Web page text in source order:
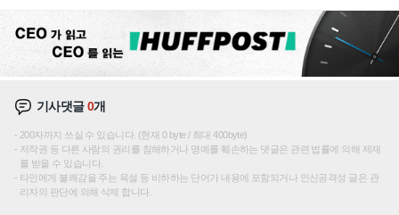
기사댓글0개
200자까지 쓰실 수 있습니다. (현재 0 byte / 최대 400byte)
저작권 등 다른 사람의 권리를 침해하거나 명예를 훼손하는 댓글은 관련 법률에 의해 제재
를 받을 수 있습니다.
타인에게 불쾌감을 주는 욕설 등 비하하는 단어가 내용에 포함되거나 인신공격성 글은 관
리자의 판단에 의해 삭제 합니다.